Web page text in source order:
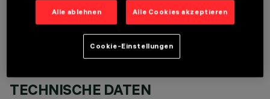
TECHNISCHE DATEN
Alle ablehnen Alle Cookies akzeptieren
Cookie-Einstellungen